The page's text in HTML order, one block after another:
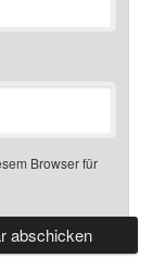
Browser für